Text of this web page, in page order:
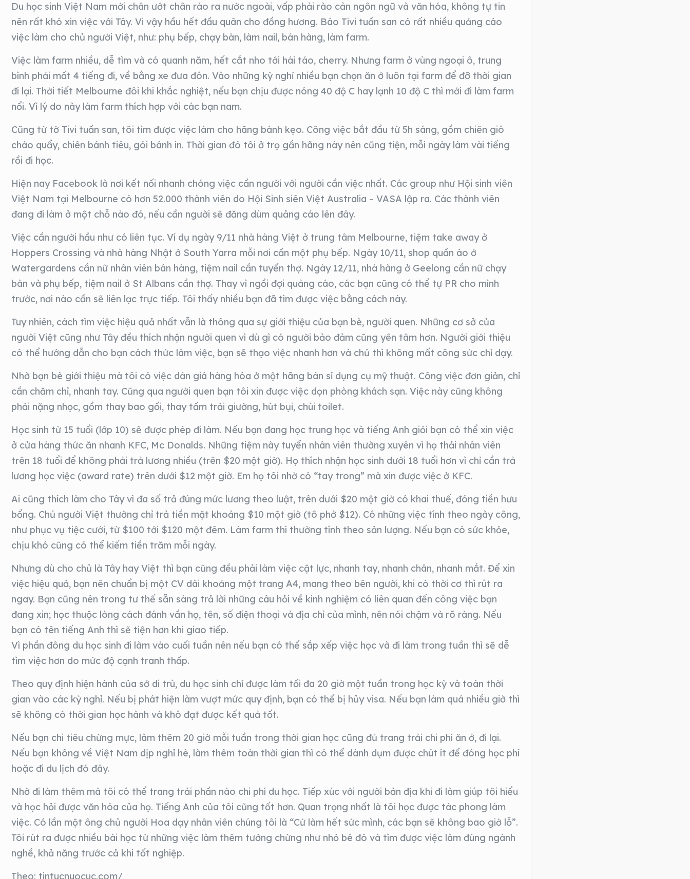
Du học sinh Việt Nam mới chân ướt chân ráo ra nước ngoài, vấp phải rào cản ngôn ngữ và văn hóa, không tự tin
nên rất khó xin việc với Tây. Vi vậy hầu hết đầu quân cho đồng hương. Báo Tivi tuần san có rất nhiều quảng cáo
việc làm cho chủ người Việt, như: phụ bếp, chạy bàn, làm nail, bán hàng, làm farm.
Việc làm farm nhiều, dễ tìm và có quanh năm, hết cắt nho tới hái táo, cherry. Nhưng farm ở vùng ngoại ô, trung
bình phải mất 4 tiếng đi, về bằng xe đưa đón. Vào những kỳ nghỉ nhiều bạn chọn ăn ở luôn tại farm để đỡ thời gian
đi lại. Thời tiết Melbourne đôi khi khắc nghiệt, nếu bạn chịu được nóng 40 độ C hay lạnh 10 độ C thì mới đi làm farm
nổi. Vì lý do này làm farm thích hợp với các bạn nam.
Cũng từ tờ Tivi tuần san, tôi tìm được việc làm cho hãng bánh kẹo. Công việc bắt đầu từ 5h sáng, gồm chiên giò
cháo quẩy, chiên bánh tiêu, gói bánh in. Thời gian đó tôi ở trọ gần hãng này nên cũng tiện, mỗi ngày làm vài tiếng
rồi đi học.
Hiện nay Facebook là nơi kết nối nhanh chóng việc cần người với người cần việc nhất. Các group như Hội sinh viên
Việt Nam tại Melbourne có hơn 52.000 thành viên do Hội Sinh siên Việt Australia – VASA lập ra. Các thành viên
đang đi làm ở một chỗ nào đó, nếu cần người sẽ đăng dùm quảng cáo lên đây.
Việc cần người hầu như có liên tục. Ví dụ ngày 9/11 nhà hàng Việt ở trung tâm Melbourne, tiệm take away ở
Hoppers Crossing và nhà hàng Nhật ở South Yarra mỗi nơi cần một phụ bếp. Ngày 10/11, shop quần áo ở
Watergardens cần nữ nhân viên bán hàng, tiệm nail cần tuyển thợ. Ngày 12/11, nhà hàng ở Geelong cần nữ chạy
bàn và phụ bếp, tiệm nail ở St Albans cần thợ. Thay vì ngồi đợi quảng cáo, các bạn cũng có thể tự PR cho mình
trước, nơi nào cần sẽ liên lạc trực tiếp. Tôi thấy nhiều bạn đã tìm được việc bằng cách này.
Tuy nhiên, cách tìm việc hiệu quả nhất vẫn là thông qua sự giới thiệu của bạn bè, người quen. Những cơ sở của
người Việt cũng như Tây đều thích nhận người quen vì dù gì có người bảo đảm cũng yên tâm hơn. Người giới thiệu
có thể hướng dẫn cho bạn cách thức làm việc, bạn sẽ thạo việc nhanh hơn và chủ thì không mất công sức chỉ dạy.
Nhờ bạn bè giới thiệu mà tôi có việc dán giá hàng hóa ở một hãng bán sỉ dụng cụ mỹ thuật. Công việc đơn giản, chỉ
cần chăm chỉ, nhanh tay. Cũng qua người quen bạn tôi xin được việc dọn phòng khách sạn. Việc này cũng không
phải nặng nhọc, gồm thay bao gối, thay tấm trải giường, hút bụi, chùi toilet.
Học sinh từ 15 tuổi (lớp 10) sẽ được phép đi làm. Nếu bạn đang học trung học và tiếng Anh giỏi bạn có thể xin việc
ở cửa hàng thức ăn nhanh KFC, Mc Donalds. Những tiệm này tuyển nhân viên thường xuyên vì họ thải nhân viên
trên 18 tuổi để không phải trả lương nhiều (trên $20 một giờ). Họ thích nhận học sinh dưới 18 tuổi hơn vì chỉ cần trả
lương học việc (award rate) trên dưới $12 một giờ. Em họ tôi nhờ có “tay trong” mà xin được việc ở KFC.
Ai cũng thích làm cho Tây vì đa số trả đúng mức lương theo luật, trên dưới $20 một giờ có khai thuế, đóng tiền hưu
bổng. Chủ người Việt thường chỉ trả tiền mặt khoảng $10 một giờ (tô phở $12). Có những việc tính theo ngày công,
như phục vụ tiệc cưới, từ $100 tới $120 một đêm. Làm farm thì thường tính theo sản lượng. Nếu bạn có sức khỏe,
chịu khó cũng có thể kiếm tiền trăm mỗi ngày.
Nhưng dù cho chủ là Tây hay Việt thì bạn cũng đều phải làm việc cật lực, nhanh tay, nhanh chân, nhanh mắt. Để xin
việc hiệu quả, bạn nên chuẩn bị một CV dài khoảng một trang A4, mang theo bên người, khi có thời cơ thì rút ra
ngay. Bạn cũng nên trong tư thế sẵn sàng trả lời những câu hỏi về kinh nghiệm có liên quan đến công việc bạn
đang xin; học thuộc lòng cách đánh vần họ, tên, số điện thoại và địa chỉ của mình, nên nói chậm và rõ ràng. Nếu
bạn có tên tiếng Anh thì sẽ tiện hơn khi giao tiếp.
Vì phần đông du học sinh đi làm vào cuối tuần nên nếu bạn có thể sắp xếp việc học và đi làm trong tuần thì sẽ dễ
tìm việc hơn do mức độ cạnh tranh thấp.
Theo quy định hiện hành của sở di trú, du học sinh chỉ được làm tối đa 20 giờ một tuần trong học kỳ và toàn thời
gian vào các kỳ nghỉ. Nếu bị phát hiện làm vượt mức quy định, bạn có thể bị hủy visa. Nếu bạn làm quá nhiều giờ thì
sẽ không có thời gian học hành và khó đạt được kết quả tốt.
Nếu bạn chi tiêu chừng mực, làm thêm 20 giờ mỗi tuần trong thời gian học cũng đủ trang trải chi phí ăn ở, đi lại.
Nếu bạn không về Việt Nam dịp nghỉ hè, làm thêm toàn thời gian thì có thể dành dụm được chút ít để đóng học phí
hoặc đi du lịch đó đây.
Nhờ đi làm thêm mà tôi có thể trang trải phần nào chi phí du học. Tiếp xúc với người bản địa khi đi làm giúp tôi hiểu
và học hỏi được văn hóa của họ. Tiếng Anh của tôi cũng tốt hơn. Quan trọng nhất là tôi học được tác phong làm
việc. Có lần một ông chủ người Hoa dạy nhân viên chúng tôi là “Cứ làm hết sức mình, các bạn sẽ không bao giờ lỗ”.
Tôi rút ra được nhiều bài học từ những việc làm thêm tưởng chừng như nhỏ bé đó và tìm được việc làm đúng ngành
nghề, khả năng trước cả khi tốt nghiệp.
Theo: tintucnuocuc.com/